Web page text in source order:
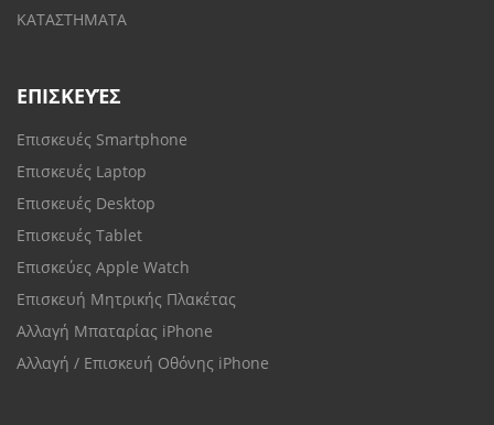
ΚΑΤΑΣΤΗΜΑΤΑ
ΕΠΙΣΚΕΥΈΣ
Επισκευές Smartphone
Επισκευές Laptop
Επισκευές Desktop
Επισκευές Tablet
Επισκεύες Apple Watch
Επισκευή Μητρικής Πλακέτας
Αλλαγή Μπαταρίας iPhone
Αλλαγή / Επισκευή Οθόνης iPhone